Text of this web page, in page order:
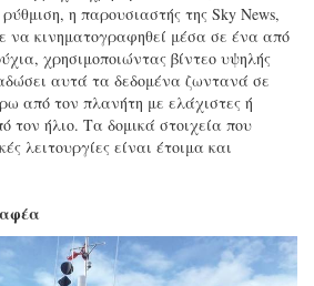
η παρουσιαστής της Sky News,
κινηματογραφηθεί μέσα σε ένα από
χρησιμοποιώντας βίντεο υψηλής
αυτά τα δεδομένα ζωντανά σε
από τον πλανήτη με ελάχιστες ή
τον ήλιο. Τα δομικά στοιχεία που
λειτουργίες είναι έτοιμα και